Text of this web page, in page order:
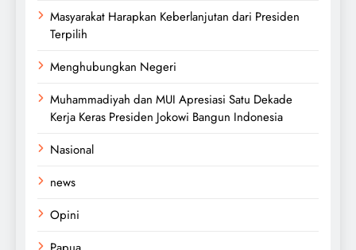
Masyarakat Harapkan Keberlanjutan dari Presiden
Terpilih
Menghubungkan Negeri
Muhammadiyah dan MUI Apresiasi Satu Dekade
Kerja Keras Presiden Jokowi Bangun Indonesia
Nasional
news
Opini